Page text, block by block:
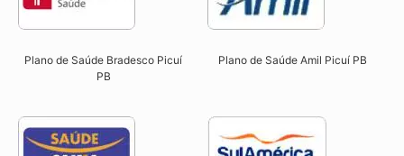
Plano de Saúde Bradesco Picuí
PB
Plano de Saúde Amil Picuí PB